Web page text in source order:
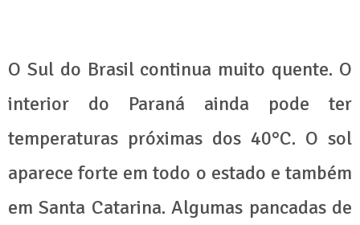
O Sul do Brasil continua muito quente. O
interior do Paraná ainda pode ter
temperaturas próximas dos 40°C. O sol
aparece forte em todo o estado e também
em Santa Catarina. Algumas pancadas de